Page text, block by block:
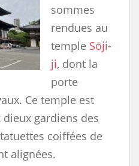
sommes
rendues au
temple Sōji-
ji, dont la
porte
Ce temple est
gardiens des
coiffées de
alignées.